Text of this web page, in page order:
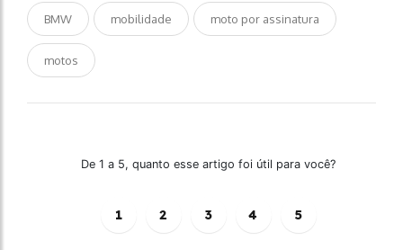
BMW mobilidade moto por assinatura
motos
De 1 a 5, quanto esse artigo foi útil para você?
1 2 3 4 5